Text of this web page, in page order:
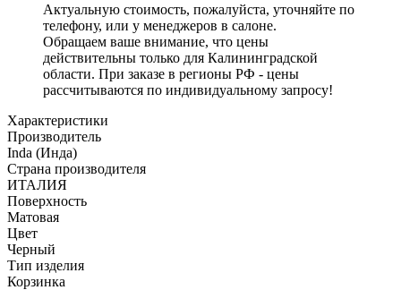
Актуальную стоимость, пожалуйста, уточняйте по
телефону, или у менеджеров в салоне.
Обращаем ваше внимание, что цены
действительны только для Калининградской
области. При заказе в регионы РФ - цены
рассчитываются по индивидуальному запросу!
Характеристики
Производитель
Inda (Инда)
Страна производителя
ИТАЛИЯ
Поверхность
Матовая
Цвет
Черный
Тип изделия
Корзинка